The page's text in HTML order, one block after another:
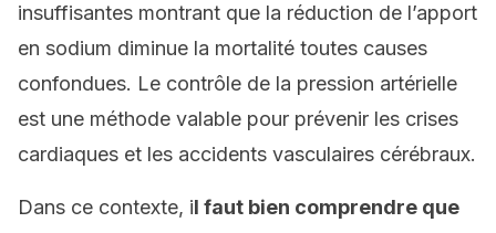
insuffisantes montrant que la réduction de l’apport
en sodium diminue la mortalité toutes causes
confondues. Le contrôle de la pression artérielle
est une méthode valable pour prévenir les crises
cardiaques et les accidents vasculaires cérébraux.
Dans ce contexte, il faut bien comprendre que